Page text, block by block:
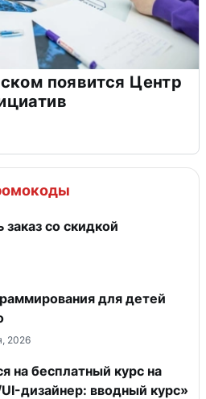
появится Центр
со скидкой
для детей
2026
на бесплатный курс на
дизайнер: вводный курс»